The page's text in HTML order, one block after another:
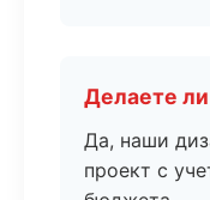
Делаете
Да, наши
проект с